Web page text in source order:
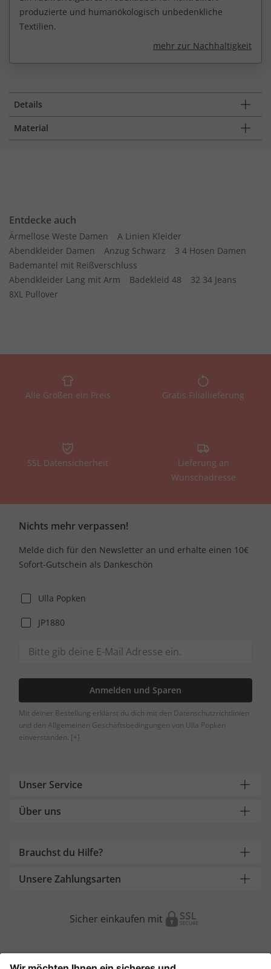
produzierte und humanökologisch unbedenkliche
Textilien.
mehr zur Nachhaltigkeit
Details
Material
Entdecke auch
Ärmellose Weste Damen
A Linien Kleider
Abendkleider Damen
Anzug Schwarz
3 4 Hosen Damen
Bademantel mit Reißverschluss
Abendkleider Lang mit Arm
Badekleid 48
32 34 Jeans
8XL Pullover
Alle Größen ein Preis Gratis Filiallieferung
SSL Datensicherheit
Lieferung an
Wunschadresse
Nichts mehr verpassen!
Melde dich für den Newsletter an und erhalte einen 10€
Sofort-Gutschein als Dankeschön
Ulla Popken
JP1880
Anmelden und Sparen
Mit deiner Bestellung erklärst du dich mit den Datenschutzrichtlinien
und den Allgemeinen Geschäftsbedingungen von Ulla Popken
einverstanden. [+]
Unser Service
Über uns
Brauchst du Hilfe?
Unsere Zahlungsarten
Sicher einkaufen mit
Weitere Onlineshops